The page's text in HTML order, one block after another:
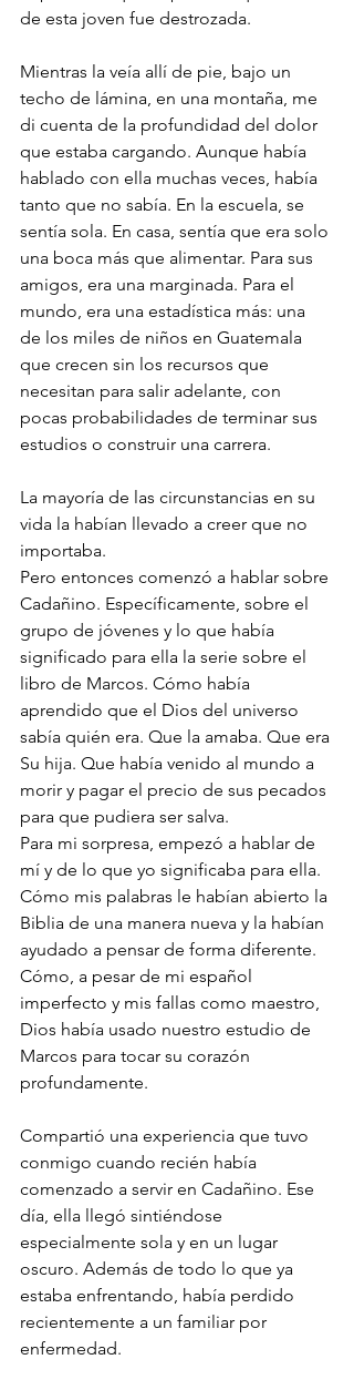
de esta joven fue destrozada.
Mientras la veía allí de pie, bajo un
techo de lámina, en una montaña, me
di cuenta de la profundidad del dolor
que estaba cargando. Aunque había
hablado con ella muchas veces, había
tanto que no sabía. En la escuela, se
sentía sola. En casa, sentía que era solo
una boca más que alimentar. Para sus
amigos, era una marginada. Para el
mundo, era una estadística más: una
de los miles de niños en Guatemala
que crecen sin los recursos que
necesitan para salir adelante, con
pocas probabilidades de terminar sus
estudios o construir una carrera.
La mayoría de las circunstancias en su
vida la habían llevado a creer que no
importaba.
Pero entonces comenzó a hablar sobre
Cadañino. Específicamente, sobre el
grupo de jóvenes y lo que había
significado para ella la serie sobre el
libro de Marcos. Cómo había
aprendido que el Dios del universo
sabía quién era. Que la amaba. Que era
Su hija. Que había venido al mundo a
morir y pagar el precio de sus pecados
para que pudiera ser salva.
Para mi sorpresa, empezó a hablar de
mí y de lo que yo significaba para ella.
Cómo mis palabras le habían abierto la
Biblia de una manera nueva y la habían
ayudado a pensar de forma diferente.
Cómo, a pesar de mi español
imperfecto y mis fallas como maestro,
Dios había usado nuestro estudio de
Marcos para tocar su corazón
profundamente.
Compartió una experiencia que tuvo
conmigo cuando recién había
comenzado a servir en Cadañino. Ese
día, ella llegó sintiéndose
especialmente sola y en un lugar
oscuro. Además de todo lo que ya
estaba enfrentando, había perdido
recientemente a un familiar por
enfermedad.